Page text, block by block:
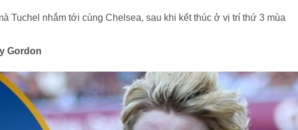
Tuchel nhắm tới cùng Chelsea, sau khi kết thúc ở vị trí thứ 3 mùa
Gordon